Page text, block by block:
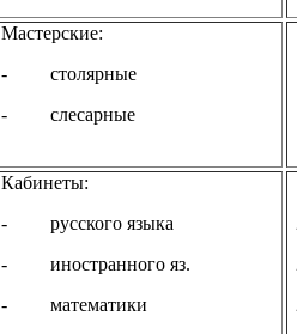
Мастерские:
- столярные
- слесарные
Кабинеты:
- русского языка
- иностранного яз.
- математики